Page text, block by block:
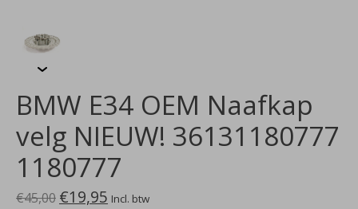
BMW E34 OEM Naafkap
velg NIEUW! 36131180777
1180777
€45,00 €19,95 Incl. btw